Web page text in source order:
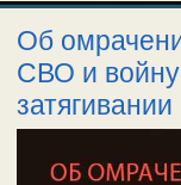
Об
СВО и